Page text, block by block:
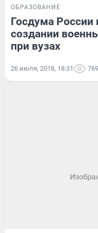
ОБРАЗОВАНИЕ
Госдума России
создании
при вузах
26 июля, 2018, 18:31 769